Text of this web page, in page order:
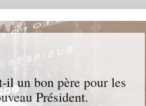
il un bon père pour les
Président.